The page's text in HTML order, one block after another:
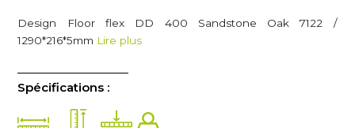
Design Floor flex DD 400 Sandstone Oak 7122 /
1290*216*5mm Lire plus
Spécifications :